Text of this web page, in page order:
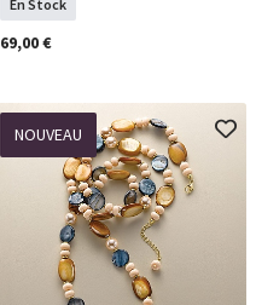
En Stock
69,00 €
NOUVEAU